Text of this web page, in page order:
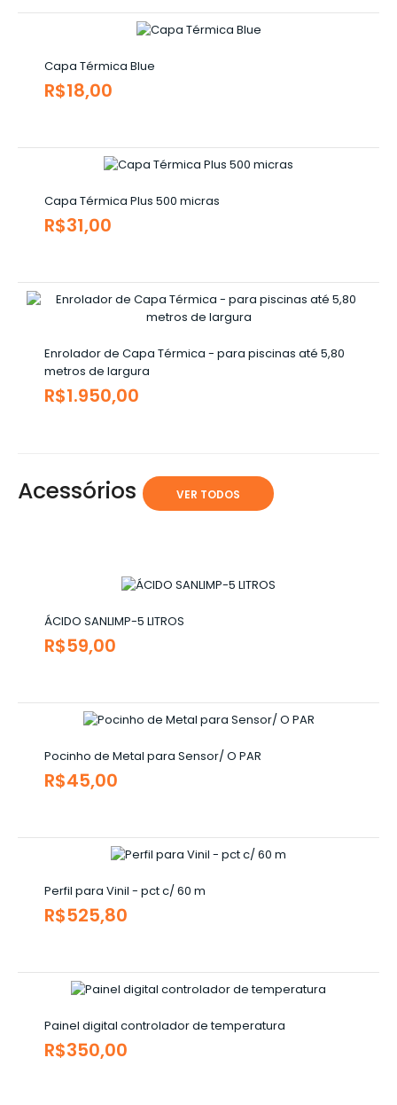
Capa Térmica Blue
R$18,00
Capa Térmica Plus 500 micras
R$31,00
Enrolador de Capa Térmica - para piscinas até 5,80
metros de largura
R$1.950,00
Acessórios VER TODOS
ÁCIDO SANLIMP-5 LITROS
R$59,00
Pocinho de Metal para Sensor/ O PAR
R$45,00
Perfil para Vinil - pct c/ 60 m
R$525,80
Painel digital controlador de temperatura
R$350,00